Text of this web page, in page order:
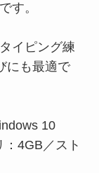
す。
イピング練
にも最適で
10
4GB／スト